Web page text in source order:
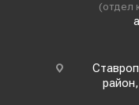
(отдел